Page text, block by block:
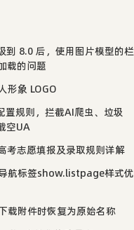
到 8.0 后，使用图片模型的栏
载的问题
形象 LOGO
规则，拦截AI爬虫、垃圾
空UA
考志愿填报及录取规则详解
航标签show.listpage样式优
载附件时恢复为原始名称